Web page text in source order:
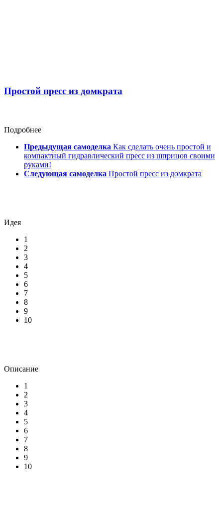
Простой пресс из домкрата
Подробнее
Предыдущая самоделка Как сделать очень простой и
компактный гидравлический пресс из шприцов своими
руками!
Следующая самоделка Простой пресс из домкрата
Идея
1
2
3
4
5
6
7
8
9
10
Описание
1
2
3
4
5
6
7
8
9
10